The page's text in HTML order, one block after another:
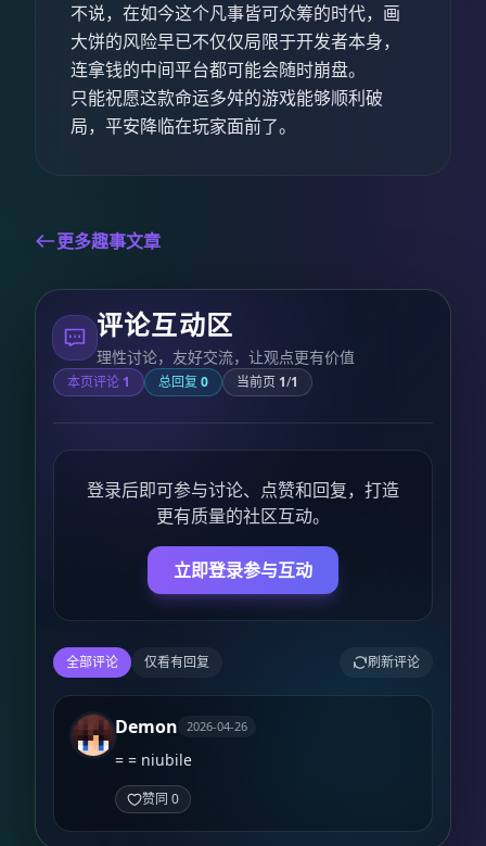
不说，在如今这个凡事皆可众筹的时代，画
大饼的风险早已不仅仅局限于开发者本身，
连拿钱的中间平台都可能会随时崩盘。
只能祝愿这款命运多舛的游戏能够顺利破
局，平安降临在玩家面前了。
更多趣事文章
评论互动区
理性讨论，友好交流，让观点更有价值
本页评论 1 总回复0 当前页 1/1
登录后即可参与讨论、点赞和回复，打造
更有质量的社区互动。
立即登录参与互动
全部评论 仅看有回复 刷新评论
Demon 2026-04-26
= = niubile
赞同 0